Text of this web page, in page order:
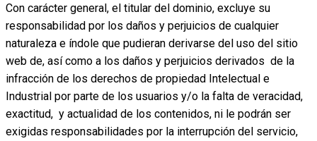
Con carácter general, el titular del dominio, excluye su
responsabilidad por los daños y perjuicios de cualquier
naturaleza e índole que pudieran derivarse del uso del sitio
web de, así como a los daños y perjuicios derivados de la
infracción de los derechos de propiedad Intelectual e
Industrial por parte de los usuarios y/o la falta de veracidad,
exactitud, y actualidad de los contenidos, ni le podrán ser
exigidas responsabilidades por la interrupción del servicio,